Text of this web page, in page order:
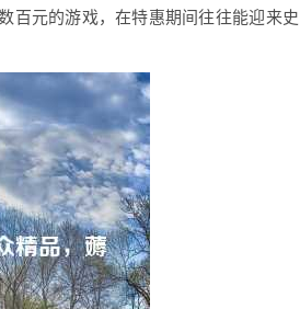
百元的游戏，在特惠期间往往能迎来史